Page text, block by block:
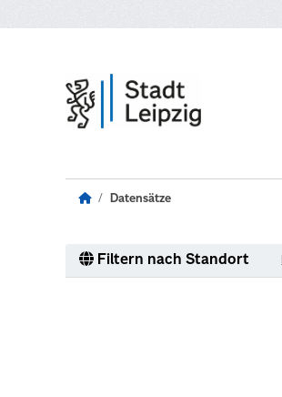
Datensätze
Filtern nach Standort